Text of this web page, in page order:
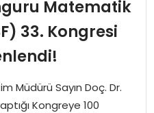
Matematik
33. Kongresi
Müdürü Sayın Doç. Dr.
Kongreye 100